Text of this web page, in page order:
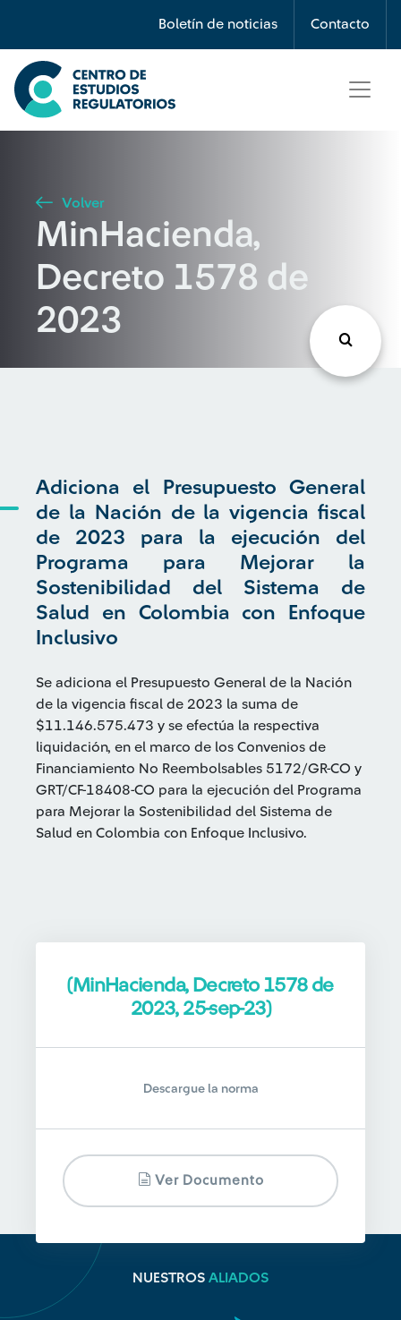
Boletín de noticias Contacto
Búsqueda
Seleccione país
Buscar
Volver
MinHacienda,
Decreto 1578 de
2023
Adiciona el Presupuesto General
de la Nación de la vigencia fiscal
de 2023 para la ejecución del
Programa para Mejorar la
Sostenibilidad del Sistema de
Salud en Colombia con Enfoque
Inclusivo
Se adiciona el Presupuesto General de la Nación
de la vigencia fiscal de 2023 la suma de
$11.146.575.473 y se efectúa la respectiva
liquidación, en el marco de los Convenios de
Financiamiento No Reembolsables 5172/GR-CO y
GRT/CF-18408-CO para la ejecución del Programa
para Mejorar la Sostenibilidad del Sistema de
Salud en Colombia con Enfoque Inclusivo.
(MinHacienda, Decreto 1578 de
2023, 25-sep-23)
Descargue la norma
Ver Documento
NUESTROS ALIADOS